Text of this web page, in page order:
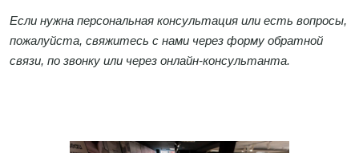
Если нужна персональная консультация или есть вопросы,
пожалуйста, свяжитесь с нами через форму обратной
связи, по звонку или через онлайн-консультанта.